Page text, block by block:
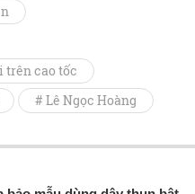
trên cao tốc
# Lê Ngọc Hoàng